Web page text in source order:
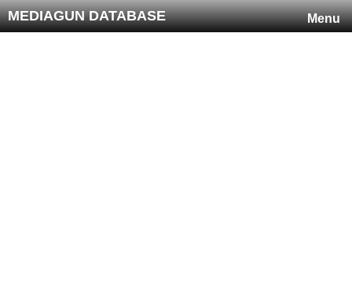
Menu
MEDIAGUN DATABASE